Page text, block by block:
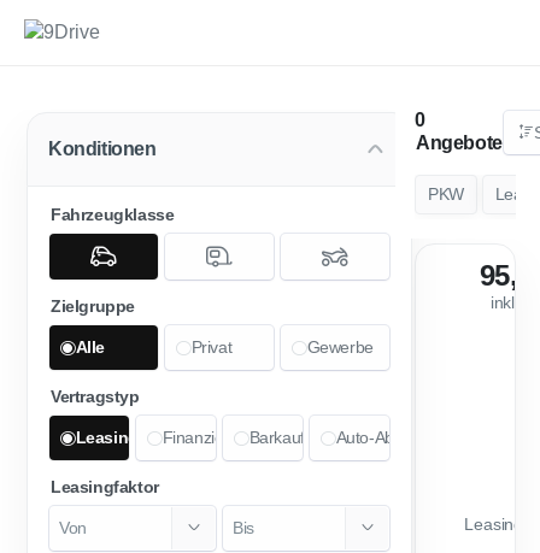
Konditionen
Fahrzeugklasse
Zielgruppe
Alle Privat Gewerbe
Vertragstyp
Leasing FinanzierungBarkauf Auto-Abo
Leasingfaktor
Angebote
PKW
inkl.